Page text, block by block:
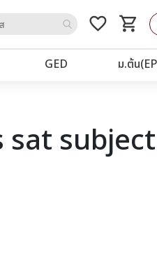
favorite_border shopping_cart
รถเข็น
GED ม.ต้น
sat